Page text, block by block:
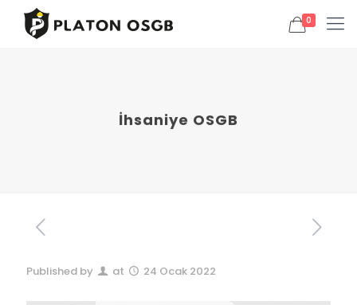
0
İhsaniye OSGB
Published by at 24 Ocak 2022